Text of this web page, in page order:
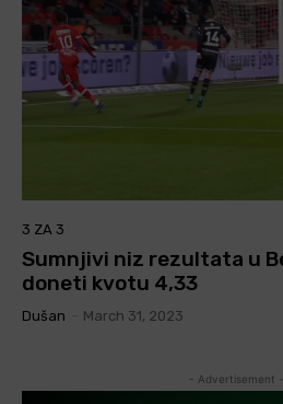
3 ZA 3
Sumnjivi niz rezultata u
doneti kvotu 4,33
Dušan March 31, 2023
- Advertisement -